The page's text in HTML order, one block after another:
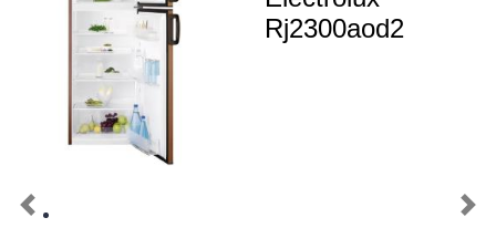
Rj2300aod2
Previous